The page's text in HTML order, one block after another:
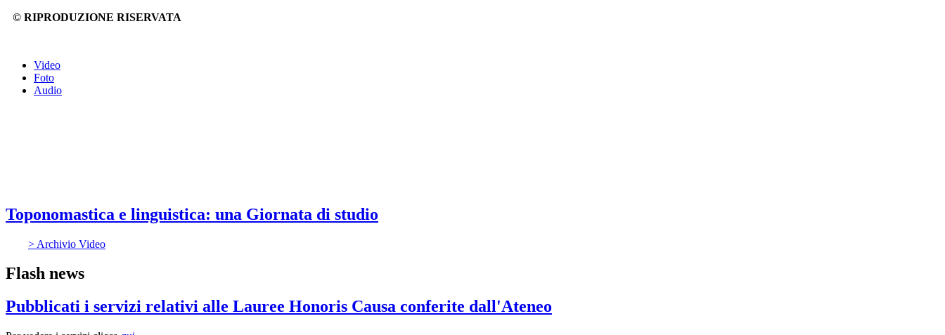
© RIPRODUZIONE RISERVATA
Video
Foto
Audio
Toponomastica e linguistica: una Giornata di studio
> Archivio Video
Flash news
Pubblicati i servizi relativi alle Lauree Honoris Causa conferite dall'Ateneo